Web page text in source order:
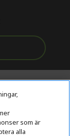
Säker
betalning
som är
alla